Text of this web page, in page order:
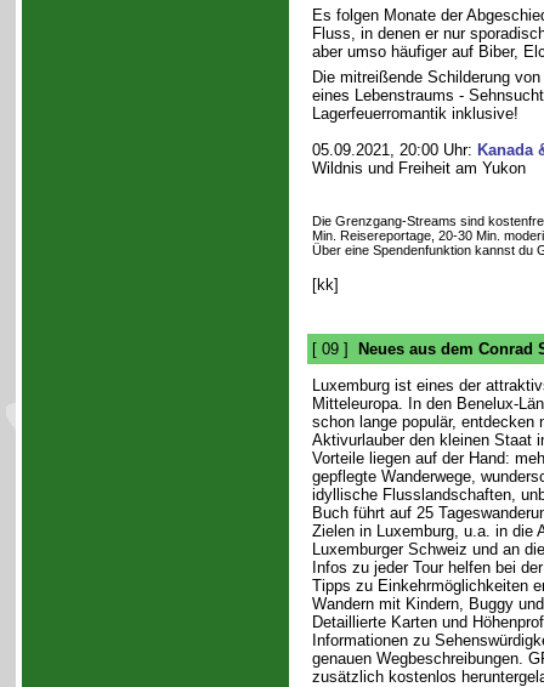
Es folgen Monate der
Fluss, in denen er nur
aber umso häufiger auf Biber,
Die mitreißende Schilderung
eines Lebenstraums -
Lagerfeuerromantik inklusive!
05.09.2021, 20:00 Uhr: Kanada
Wildnis und Freiheit am Yukon
Die Grenzgang-Streams sind
Min. Reisereportage, 20-30 Min.
Über eine Spendenfunktion kannst du
[kk]
[ 09 ]
Neues aus dem Conrad
Luxemburg ist eines der
Mitteleuropa. In den Benelux-
schon lange populär, entdecken
Aktivurlauber den kleinen Staat
Vorteile liegen auf der Hand:
gepflegte Wanderwege,
idyllische Flusslandschaften,
Buch führt auf 25
Zielen in Luxemburg, u.a. in die
Luxemburger Schweiz und an
Infos zu jeder Tour helfen bei
Tipps zu Einkehrmöglichkeiten
Wandern mit Kindern, Buggy
Detaillierte Karten und
Informationen zu
genauen Wegbeschreibungen.
zusätzlich kostenlos